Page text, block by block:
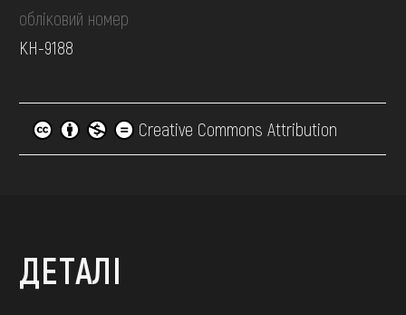
обліковий номер
КН-9188
Creative Commons Attribution
ДЕТАЛІ